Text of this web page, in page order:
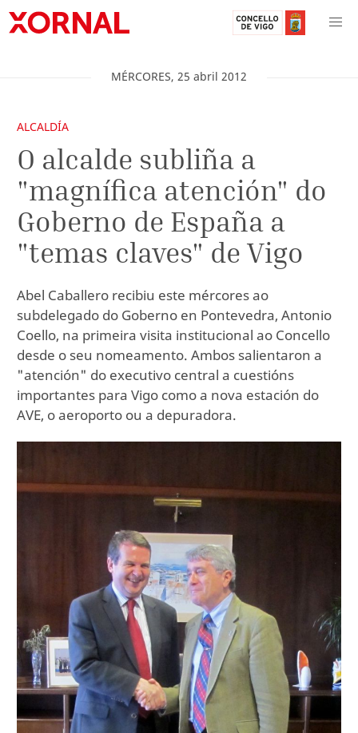
MÉRCORES, 25 abril 2012
ALCALDÍA
O alcalde subliña a
"magnífica atención" do
Goberno de España a
"temas claves" de Vigo
Abel Caballero recibiu este mércores ao
subdelegado do Goberno en Pontevedra, Antonio
Coello, na primeira visita institucional ao Concello
desde o seu nomeamento. Ambos salientaron a
"atención" do executivo central a cuestións
importantes para Vigo como a nova estación do
AVE, o aeroporto ou a depuradora.